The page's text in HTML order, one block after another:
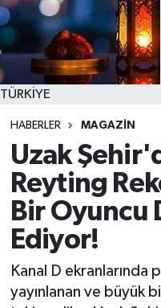
TÜRKİYE
HABERLER MAGAZIN
Uzak
Reyting
Bir Oyuncu
Ediyor!
Kanal D ekranlarında
yayınlanan ve büyük